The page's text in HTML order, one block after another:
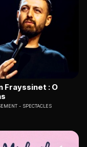
Frayssinet : O
SPECTACLES